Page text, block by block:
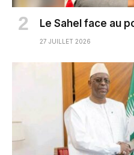
Le Sahel face au
27 JUILLET 2026